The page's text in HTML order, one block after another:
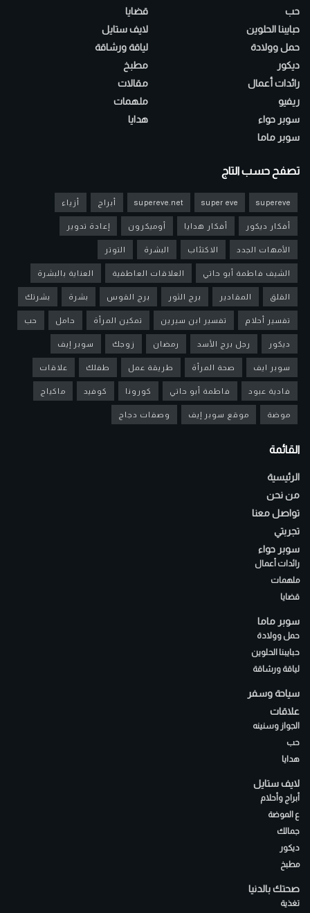
حب
حبايبنا الحلوين
حمل وولادة
ديكور
رائدات أعمال
ريفيو
سوبر حواء
سوبر ماما
قضايا
لايف ستايل
لياقة ورشاقة
مطبخ
مقالات
ملهمات
هدايا
تصفح حسب التاج
supereve
super eve
supereve.net أبراج أزياء
أفكار ديكور أفكار هدايا أوميكرون إعادة تدوير
الأمهات الجدد الاكتئاب البشرة التوتر
الشيف فاطمة أبو حاتي العلاقات العاطفية العناية بالبشرة
القلق المقادير برج الثور برج القوس بشرة بشرتك
تفسير أحلام تفسير ابن سيرين تمكين المرأة حامل حب
ديكور رجل برج الأسد رمضان زوجك سوبر إيف
سوبر ايف صحة المرأة طريقة عمل طفلك علاقات
فادية عبود فاطمة أبو حاتي كورونا كوفيد ماكياج
موضة موقع سوبر إيف وصفات دجاج
القائمة
الرئيسية
من نحن
تواصل معنا
تجربتي
سوبر حواء
رائدات أعمال
ملهمات
قضايا
سوبر ماما
حمل وولادة
حبايبنا الحلوين
لياقة ورشاقة
سياحة وسفر
علاقات
الجواز وسنينه
حب
هدايا
لايف ستايل
أبراج وأحلام
ع الموضة
جمالك
ديكور
مطبخ
صحتك بالدنيا
تغذية